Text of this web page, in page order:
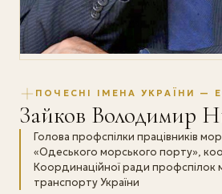
ПОЧЕСНІ ІМЕНА УКРАЇНИ —
Зайков Володимир
Голова профспілки працівників
«Одеського морського порту»,
Координаційної ради профспілок
транспорту України